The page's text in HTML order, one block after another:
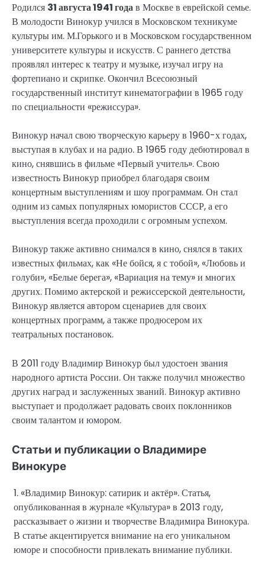
Родился 31 августа 1941 годав Москве в еврейской семье.
В молодости Винокур учился в Московском техникуме
культуры им. М.Горького и в Московском государственном
университете культуры и искусств. С раннего детства
проявлял интерес к театру и музыке, изучал игру на
фортепиано и скрипке. Окончил Всесоюзный
государственный институт кинематографии в 1965 году
по специальности «режиссура».
Винокур начал свою творческую карьеру в 1960-х годах,
выступая в клубах и на радио. В 1965 году дебютировал в
кино, снявшись в фильме «Первый учитель». Свою
известность Винокур приобрел благодаря своим
концертным выступлениям и шоу программам. Он стал
одним из самых популярных юмористов СССР, а его
выступления всегда проходили с огромным успехом.
Винокур также активно снимался в кино, снялся в таких
известных фильмах, как «Не бойся, я с тобой», «Любовь и
голуби», «Белые берега», «Вариация на тему» и многих
других. Помимо актерской и режиссерской деятельности,
Винокур является автором сценариев для своих
концертных программ, а также продюсером их
театральных постановок.
В 2011 году Владимир Винокур был удостоен звания
народного артиста России. Он также получил множество
других наград и заслуженных званий. Винокур активно
выступает и продолжает радовать своих поклонников
своим талантом и юмором.
Статьи и публикации о Владимире
Винокуре
1. «Владимир Винокур: сатирик и актёр». Статья,
опубликованная в журнале «Культура» в 2013 году,
рассказывает о жизни и творчестве Владимира Винокура.
В статье акцентируется внимание на его уникальном
юморе и способности привлекать внимание публики.